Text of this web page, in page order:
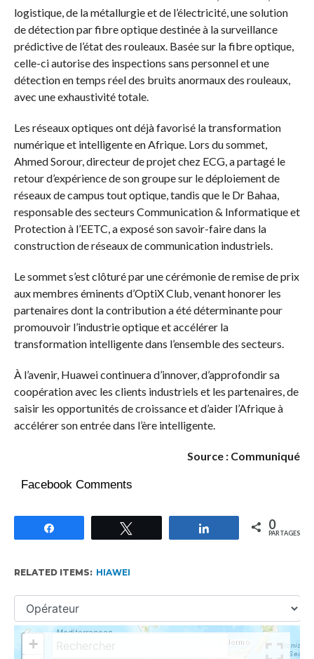
logistique, de la métallurgie et de l’électricité, une solution
de détection par fibre optique destinée à la surveillance
prédictive de l’état des rouleaux. Basée sur la fibre optique,
celle-ci autorise des inspections sans personnel et une
détection en temps réel des bruits anormaux des rouleaux,
avec une exhaustivité totale.
Les réseaux optiques ont déjà favorisé la transformation
numérique et intelligente en Afrique. Lors du sommet,
Ahmed Sorour, directeur de projet chez ECG, a partagé le
retour d’expérience de son groupe sur le déploiement de
réseaux de campus tout optique, tandis que le Dr Bahaa,
responsable des secteurs Communication & Informatique et
Protection à l’EETC, a exposé son savoir-faire dans la
construction de réseaux de communication industriels.
Le sommet s’est clôturé par une cérémonie de remise de prix
aux membres éminents d’OptiX Club, venant honorer les
partenaires dont la contribution a été déterminante pour
promouvoir l’industrie optique et accélérer la
transformation intelligente dans l’ensemble des secteurs.
À l’avenir, Huawei continuera d’innover, d’approfondir sa
coopération avec les clients industriels et les partenaires, de
saisir les opportunités de croissance et d’aider l’Afrique à
accélérer son entrée dans l’ère intelligente.
Source : Communiqué
Facebook Comments
Partagez 0
PARTAGES
RELATED ITEMS: HIAWEI